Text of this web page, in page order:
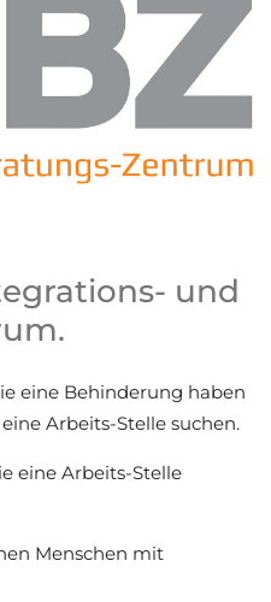
und
eine Behinderung haben
Arbeits-Stelle suchen.
eine Arbeits-Stelle
Menschen mit